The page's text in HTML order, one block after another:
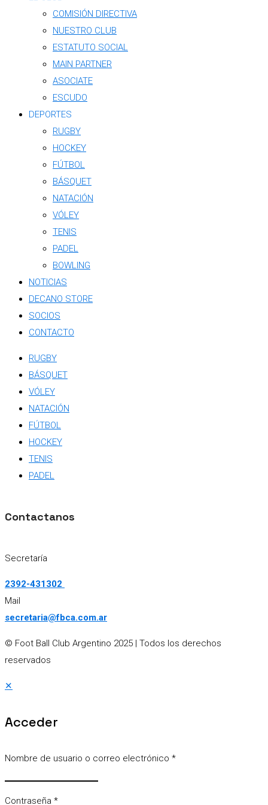
COMISIÓN DIRECTIVA
NUESTRO CLUB
ESTATUTO SOCIAL
MAIN PARTNER
ASOCIATE
ESCUDO
DEPORTES
RUGBY
HOCKEY
FÚTBOL
BÁSQUET
NATACIÓN
VÓLEY
TENIS
PADEL
BOWLING
NOTICIAS
DECANO STORE
SOCIOS
CONTACTO
RUGBY
BÁSQUET
VÓLEY
NATACIÓN
FÚTBOL
HOCKEY
TENIS
PADEL
Contactanos
Secretaría
2392-431302
Mail
secretaria@fbca.com.ar
© Foot Ball Club Argentino 2025 | Todos los derechos
reservados
✕
Acceder
Nombre de usuario o correo electrónico *
Contraseña *